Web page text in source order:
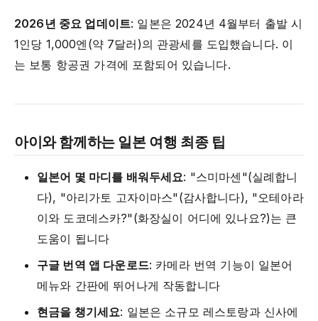
2026년 중요 업데이트: 일본은 2024년 4월부터 출발 시
1인당 1,000엔(약 7달러)의 관광세를 도입했습니다. 이
는 보통 항공권 가격에 포함되어 있습니다.
아이와 함께하는 일본 여행 최종 팁
일본어 몇 마디를 배워두세요: "스미마센"(실례합니
다), "아리가토 고자이마스"(감사합니다), "오테아라
이와 도코데스카?"(화장실이 어디에 있나요?)는 큰
도움이 됩니다
구글 번역 앱 다운로드: 카메라 번역 기능이 일본어
메뉴와 간판에 뛰어나게 작동합니다
현금을 챙기세요: 일본은 소규모 레스토랑과 신사에